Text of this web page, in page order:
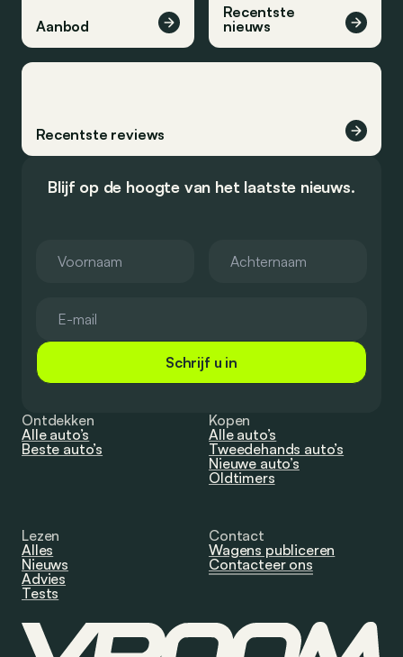
Aanbod
Recentste
nieuws
Recentste reviews
Blijf op de hoogte van het laatste nieuws.
Schrijf u in
Ontdekken
Alle auto’s
Beste auto’s
Kopen
Alle auto’s
Tweedehands auto’s
Nieuwe auto’s
Oldtimers
Lezen
Alles
Nieuws
Advies
Tests
Contact
Wagens publiceren
Contacteer ons